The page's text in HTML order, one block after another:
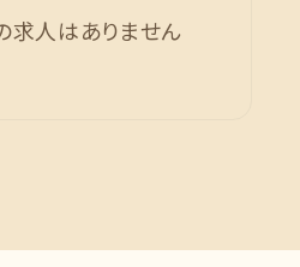
求人はありません